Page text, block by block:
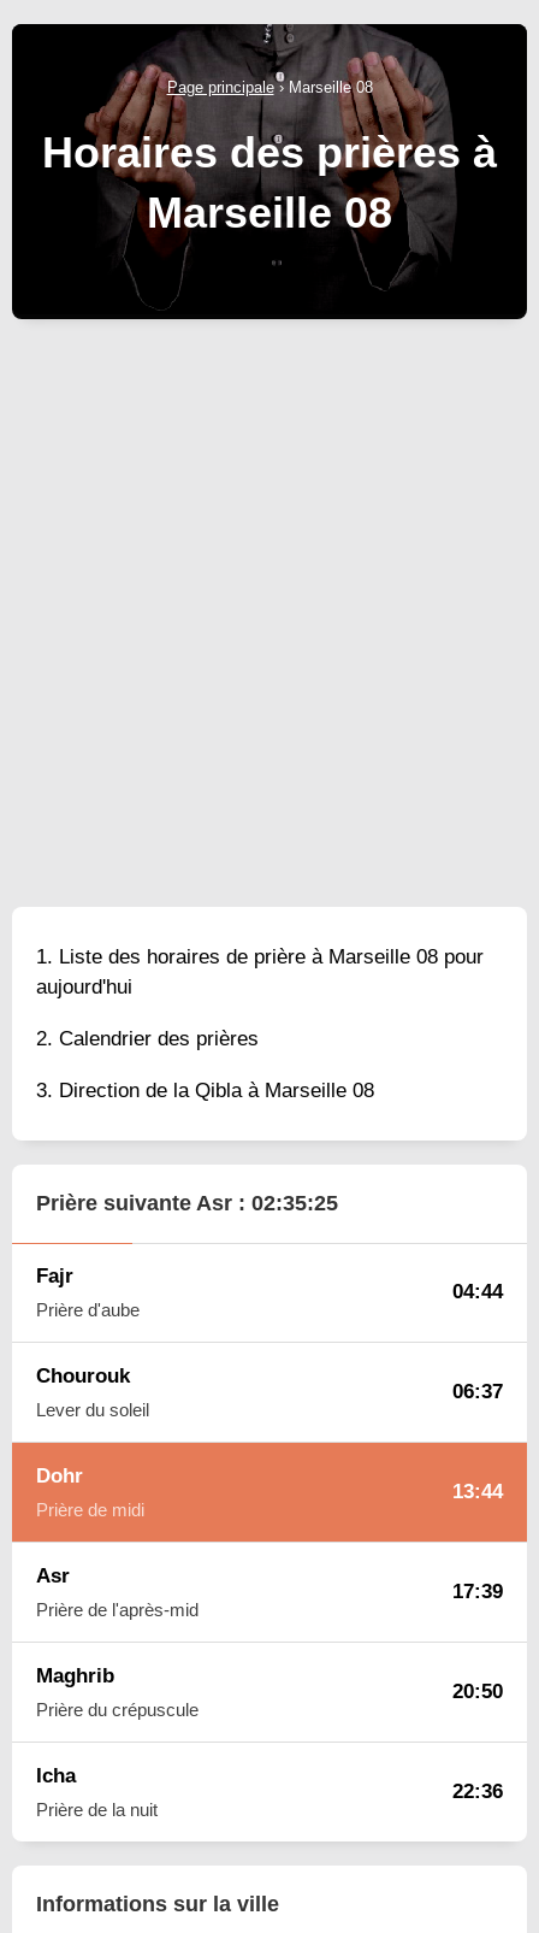
Page principale› Marseille 08
Horaires des prières à
Marseille 08
Liste des horaires de prière à Marseille 08 pour
aujourd'hui
Calendrier des prières
Direction de la Qibla à Marseille 08
Prière suivante Asr : 02:35:24
Fajr
Prière d'aube
04:44
Chourouk
Lever du soleil
06:37
Dohr
Prière de midi
13:44
Asr
Prière de l'après-mid
17:39
Maghrib
Prière du crépuscule
20:50
Icha
Prière de la nuit
22:36
Informations sur la ville